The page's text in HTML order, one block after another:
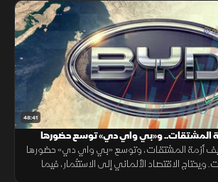
48:41
المشتقات.. و«بي واي دي» توسع حضورها
أزمة المشتقات، وتوسع «بي واي دي» حضورها
ويحتاج الاقتصاد الألماني إلى الاستثمار، فيما